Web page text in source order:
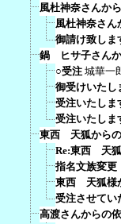
風杜神奈さんか
風杜神奈さん
御請け致しま
鍋 ヒサ子さんか
○受注 城華一
御受けいたし
受注いたしま
受注いたしま
東西 天狐からの
Re:東西 天狐
指名文族変更
東西 天狐様
受注させてい
高渡さんからの